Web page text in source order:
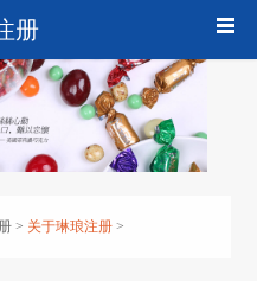
册
> 关于琳琅注册 >